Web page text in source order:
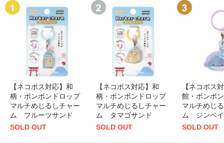
【ネコポス対応】和
柄・ボンボンドロップ
マルチめじるしチャー
ム フルーツサンド
SOLD OUT
【ネコポス対応】和
柄・ボンボンドロップ
マルチめじるしチャー
ム タマゴサンド
SOLD OUT
【ネコポス
館・ボンボ
マルチめじ
ム ジンベ
SOLD OUT